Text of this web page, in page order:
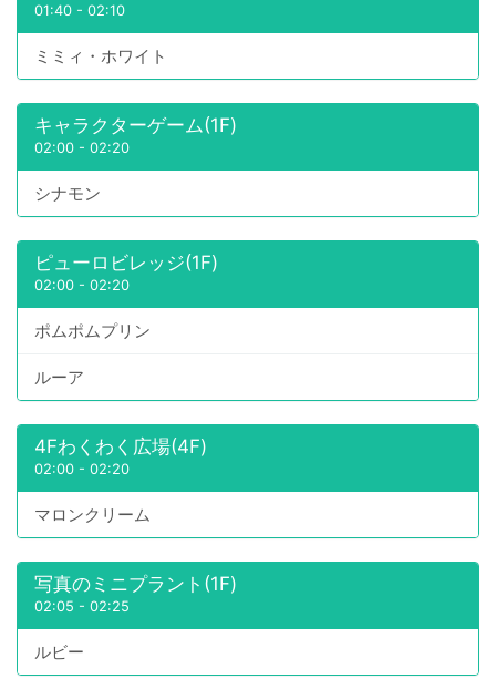
01:40 - 02:10
ミミィ・ホワイト
キャラクターゲーム(1F)
02:00 - 02:20
シナモン
ピューロビレッジ(1F)
02:00 - 02:20
ポムポムプリン
ルーア
4Fわくわく広場(4F)
02:00 - 02:20
マロンクリーム
写真のミニプラント(1F)
02:05 - 02:25
ルビー